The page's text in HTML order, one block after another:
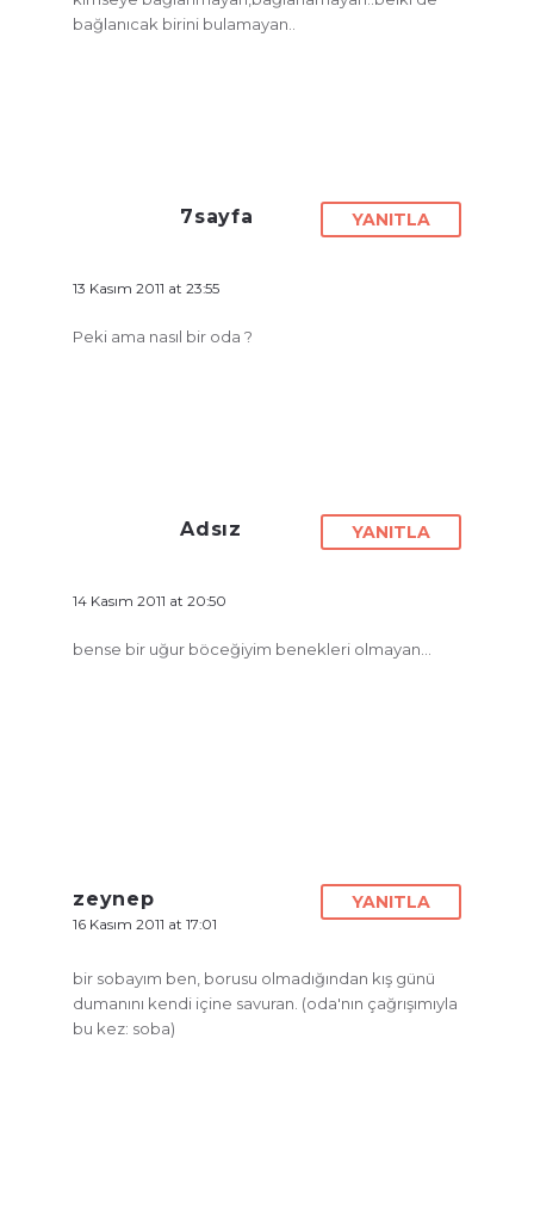
bağlanıcak birini bulamayan..
7sayfa
13 Kasım 2011 at 23:55
YANITLA
Peki ama nasıl bir oda ?
Adsız
14 Kasım 2011 at 20:50
YANITLA
bense bir uğur böceğiyim benekleri olmayan…
zeynep
16 Kasım 2011 at 17:01
YANITLA
bir sobayım ben, borusu olmadığından kış günü
dumanını kendi içine savuran. (oda'nın çağrışımıyla
bu kez: soba)